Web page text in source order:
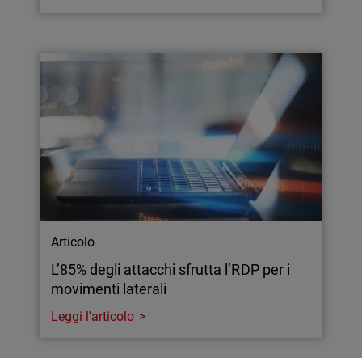
Articolo
L’85% degli attacchi sfrutta l’RDP per i
movimenti laterali
Leggi l'articolo